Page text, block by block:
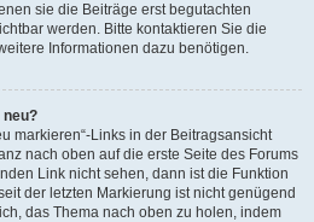
sie die Beiträge erst begutachten
werden. Bitte kontaktieren Sie die
Informationen dazu benötigen.
neu?
markieren“-Links in der Beitragsansicht
nach oben auf die erste Seite des Forums
Link nicht sehen, dann ist die Funktion
der letzten Markierung ist nicht genügend
das Thema nach oben zu holen, indem